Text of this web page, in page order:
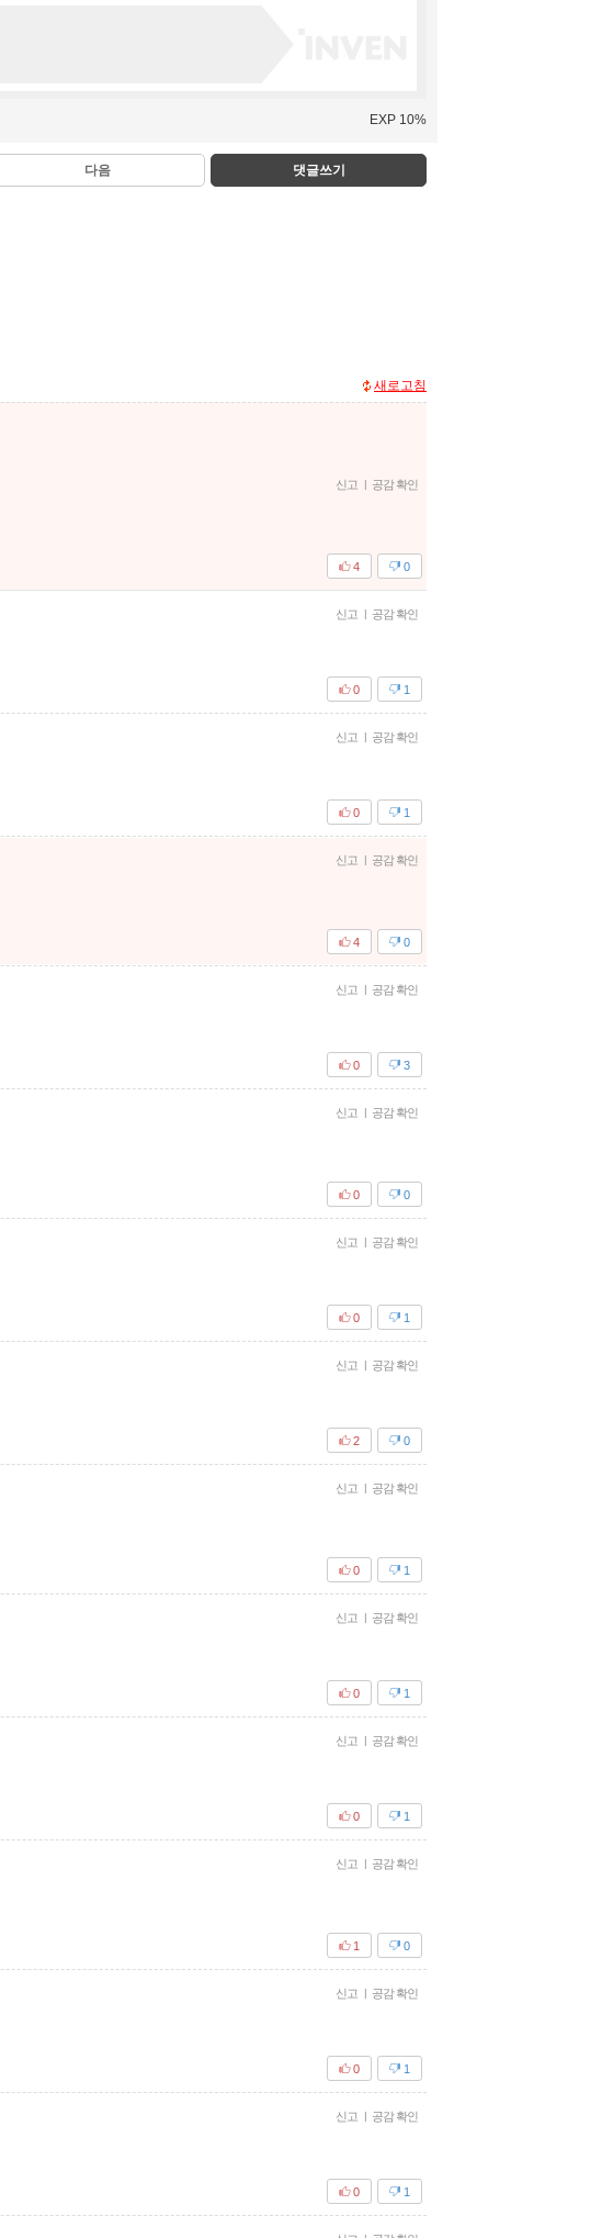
EXP 10%
다음 댓글쓰기
새로고침
신고 | 공감 확인
0
4
신고 | 공감 확인
1
0
신고 | 공감 확인
1
0
신고 | 공감 확인
0
4
신고 | 공감 확인
3
0
신고 | 공감 확인
0
0
신고 | 공감 확인
1
0
신고 | 공감 확인
0
2
신고 | 공감 확인
1
0
신고 | 공감 확인
1
0
신고 | 공감 확인
1
0
신고 | 공감 확인
0
1
신고 | 공감 확인
1
0
신고 | 공감 확인
1
0